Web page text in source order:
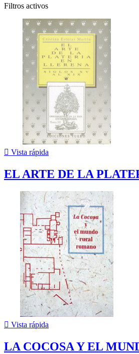
Filtros activos
 Vista rápida
EL ARTE DE LA
 Vista rápida
LA COCOSA Y EL